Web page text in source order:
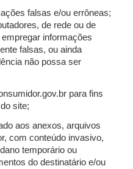
falsas e/ou errôneas;
de rede ou de
informações
falsas, ou ainda
não possa ser
para fins
site;
aos anexos, arquivos
com conteúdo invasivo,
temporário ou
do destinatário e/ou